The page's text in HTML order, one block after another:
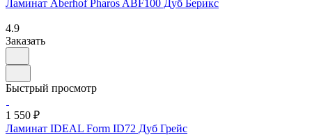
Ламинат Aberhof Pharos ABF100 Дуб Берикс
4.9
Заказать
Быстрый просмотр
1 550 ₽
Ламинат IDEAL Form ID72 Дуб Грейс